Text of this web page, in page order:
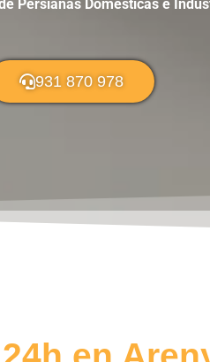
Persianas Domésticas e
931 870 978